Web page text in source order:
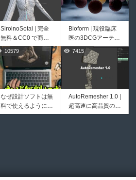
SiroinoSotai | 完全
無料＆CC0 で商用
利用OKなVRChat向
け共通素体3Dモデ
ルが正式リリース！
程よいポリ数＆トポ
ロジーにも注目！
Bioform | 現役臨床
医の3DCGアーティ
ストが実際の解剖学
に基づいて構築した
プロシージャルな生
物学的Blenderマテ
リアルアセットアド
オン！無料お試し版
もあるよ！
400
Directive Utilities |
ブループリントライ
ブラリやエディタス
10579
なぜ設計ソフトは無
料で使えるようにな
ったのか──3D-CA
7415
AutoRemesher 1.0 |
超高速に高品質のク
ワッドポリゴンでリ